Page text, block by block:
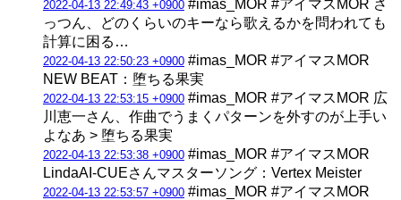
2022-04-13 22:49:43 +0900 #imas_MOR #アイマスMOR さ
っつん、どのくらいのキーなら歌えるかを問われても
計算に困る…
2022-04-13 22:50:23 +0900 #imas_MOR #アイマスMOR
NEW BEAT：堕ちる果実
2022-04-13 22:53:15 +0900 #imas_MOR #アイマスMOR 広
川恵一さん、作曲でうまくパターンを外すのが上手い
よなあ > 堕ちる果実
2022-04-13 22:53:38 +0900 #imas_MOR #アイマスMOR
LindaAI-CUEさんマスターソング：Vertex Meister
2022-04-13 22:53:57 +0900 #imas_MOR #アイマスMOR